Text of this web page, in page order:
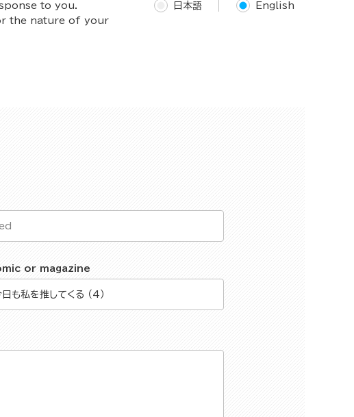
to you.
the nature of your
日本語 English
or magazine